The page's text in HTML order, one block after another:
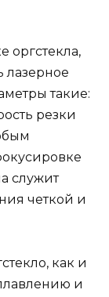
оргстекла,
лазерное
такие:
резки
служит
четкой и
как и
и